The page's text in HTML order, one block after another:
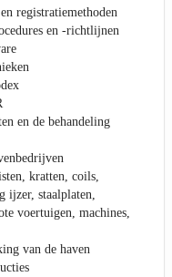
registratiemethoden
en -richtlijnen
en de behandeling
kratten, coils,
ijzer, staalplaten,
voertuigen, machines,
van de haven